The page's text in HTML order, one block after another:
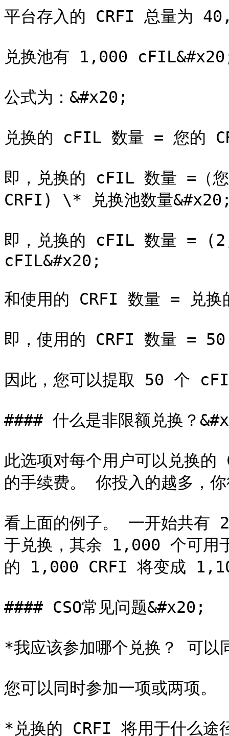
平台存入的 CRFI 总量为
兑换池有 1,000
公式为：&#x20;
兑换的 cFIL 数量 = 您的
即，兑换的 cFIL 数量 =（
CRFI) \* 兑换池数量
即，兑换的 cFIL 数量 =
cFIL&#x20;
和使用的 CRFI 数量 = 兑
即，使用的 CRFI 数量 =
因此，您可以提取 50 个
#### 什么是非限额兑换？
此选项对每个用户可以兑换
的手续费。 你投入的越多，
看上面的例子。 一开始共
于兑换，其余 1,000 个可用
的 1,000 CRFI 将变成
#### CSO常见问题&#x20;
*我应该参加哪个兑换？ 可
您可以同时参加一项或两项。
*兑换的 CRFI 将用于什么途